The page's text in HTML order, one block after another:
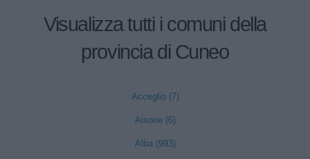
Visualizza tutti i comuni della
provincia di Cuneo
Acceglio (7)
Aisone (6)
Alba (993)